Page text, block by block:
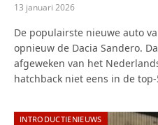
13 januari 2026
De populairste nieuwe auto
opnieuw de Dacia Sandero.
afgeweken van het
hatchback niet eens in de
INTRODUCTIENIEUWS